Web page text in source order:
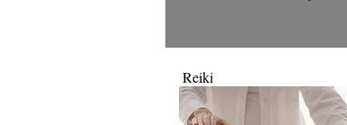
Reiki